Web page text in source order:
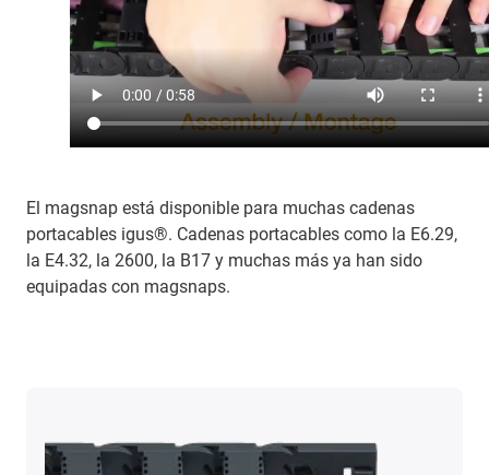
El magsnap está disponible para muchas cadenas
portacables igus®. Cadenas portacables como la E6.29,
la E4.32, la 2600, la B17 y muchas más ya han sido
equipadas con magsnaps.